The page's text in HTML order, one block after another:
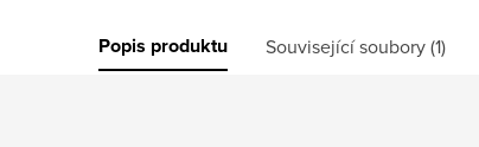
Popis produktu Související soubory (1)